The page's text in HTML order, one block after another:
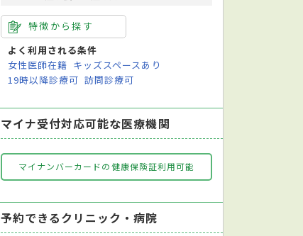
特徴から探す
よく利用される条件
女性医師在籍 キッズスペースあり
19時以降診療可 訪問診療可
マイナ受付対応可能な医療機関
マイナンバーカードの健康保険証利用可能
予約できるクリニック・病院